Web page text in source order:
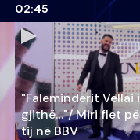
02:45
"Faleminderit Vëllai
gjithë…"/ Miri flet
tij në BBV